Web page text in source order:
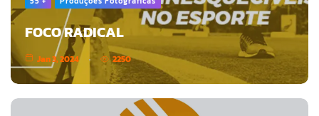
FOCO RADICAL
Jan 3, 2024 2250